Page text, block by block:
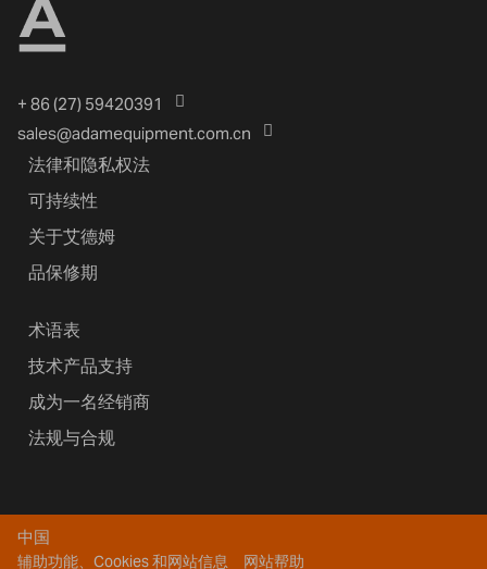
+ 86 (27) 59420391
sales@adamequipment.com.cn
法律和隐私权法
可持续性
关于艾德姆
品保修期
术语表
技术产品支持
成为一名经销商
法规与合规
中国
辅助功能、Cookies 和网站信息 网站帮助